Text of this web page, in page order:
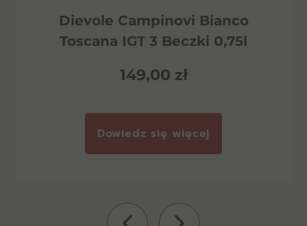
Dievole Campinovi Bianco
Toscana IGT 3 Beczki 0,75l
149,00 zł
Dowiedz się więcej